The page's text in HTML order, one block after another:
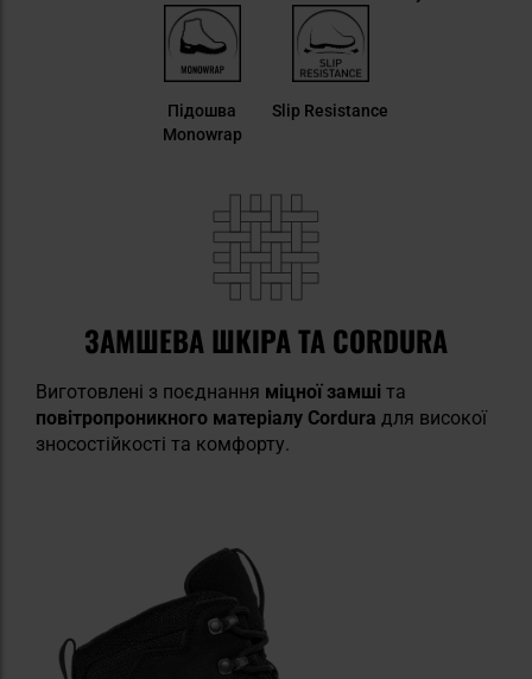
Підошва
Monowrap
Slip Resistance
ЗАМШЕВА ШКІРА ТА CORDURA
Виготовлені з поєднання міцної замші та
повітропроникного матеріалу Cordura для високої
зносостійкості та комфорту.